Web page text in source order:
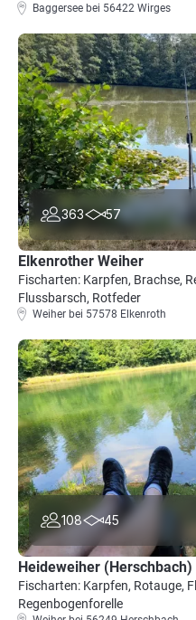
Baggersee bei 56422 Wirges
363 57
Elkenrother Weiher
Fischarten: Karpfen, Brachse,
Flussbarsch, Rotfeder
Weiher bei 57578 Elkenroth
108 45
Heideweiher (Herschbach)
Fischarten: Karpfen, Rotauge,
Regenbogenforelle